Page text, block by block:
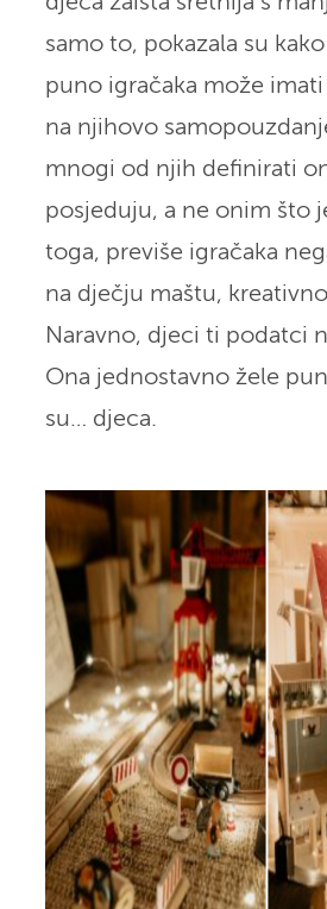
samo to, pokazala su
puno igračaka može
na njihovo
mnogi od njih definirati
posjeduju, a ne onim što
toga, previše igračaka
na dječju maštu,
Naravno, djeci ti podatci
Ona jednostavno žele
su… djeca.